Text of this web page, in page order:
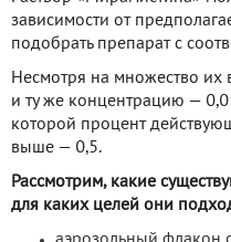
зависимости от
подобрать препарат с
Несмотря на множество их
и ту же концентрацию —
которой процент
выше — 0,5.
Рассмотрим, какие
для каких целей они